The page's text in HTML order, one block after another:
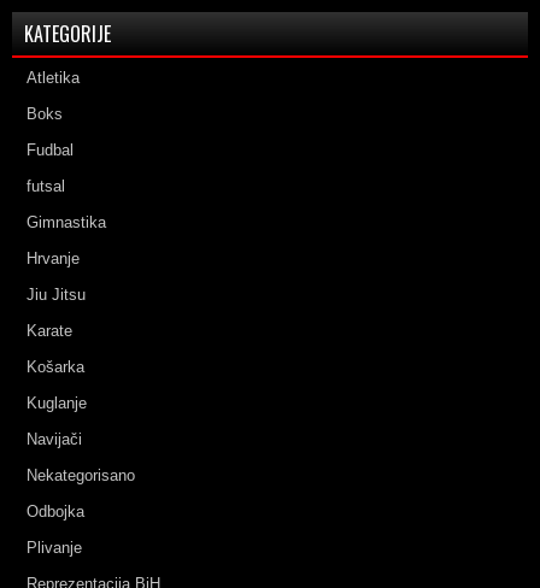
KATEGORIJE
Atletika
Boks
Fudbal
futsal
Gimnastika
Hrvanje
Jiu Jitsu
Karate
Košarka
Kuglanje
Navijači
Nekategorisano
Odbojka
Plivanje
Reprezentacija BiH